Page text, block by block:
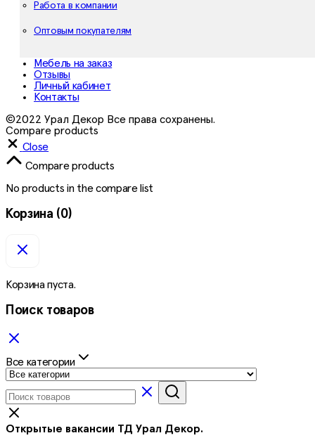
Работа в компании
Оптовым покупателям
Мебель на заказ
Отзывы
Личный кабинет
Контакты
©2022 Урал Декор Все права сохранены.
Compare products
Close
Compare products
No products in the compare list
Корзина (0)
Корзина пуста.
Поиск товаров
Все категории
Открытые вакансии ТД Урал Декор.